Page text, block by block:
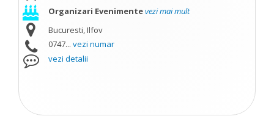
Organizari Evenimentevezi mai mult
Bucuresti, Ilfov
0747... vezi numar
vezi detalii